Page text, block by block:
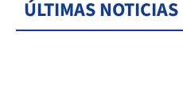
ÚLTIMAS NOTICIAS